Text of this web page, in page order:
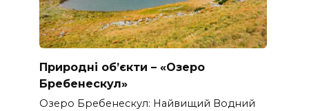
Природні об’єкти – «Озеро
Бребенескул»
Озеро Бребенескул: Найвищий Водний